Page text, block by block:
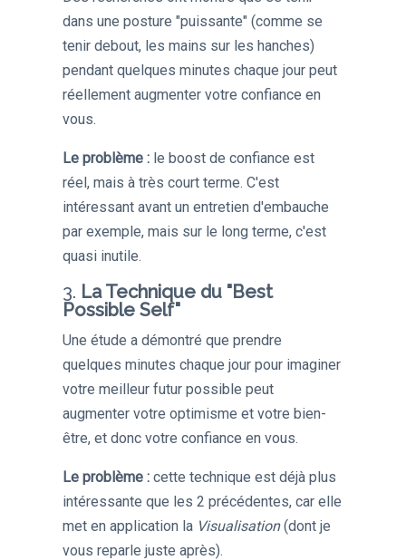
dans une posture "puissante" (comme se
tenir debout, les mains sur les hanches)
pendant quelques minutes chaque jour peut
réellement augmenter votre confiance en
vous.
Le problème :le boost de confiance est
réel, mais à très court terme. C'est
intéressant avant un entretien d'embauche
par exemple, mais sur le long terme, c'est
quasi inutile.
3. La Technique du "Best
Possible Self"
Une étude a démontré que prendre
quelques minutes chaque jour pour imaginer
votre meilleur futur possible peut
augmenter votre optimisme et votre bien-
être, et donc votre confiance en vous.
Le problème :cette technique est déjà plus
intéressante que les 2 précédentes, car elle
met en application la Visualisation(dont je
vous reparle juste après).